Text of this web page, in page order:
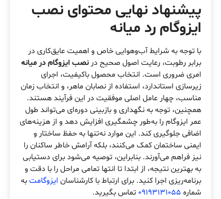
پیشنهاد نهایی محتوای نصب
ایزوگام رد میانه
با توجه به شرایط آب‌وهوایی خاص و اهمیت عایق‌کاری در
برابر رطوبت، رعایت اصول صحیح در نصب ایزوگام در میانه
امری ضروری است. انتخاب محصول باکیفیت، اجرای
زیرسازی استاندارد، استفاده از نصابان ماهر، و انتخاب زمان
مناسب، چهار عامل اصلی موفقیت در این فرآیند هستند.
همچنین، توجه به نگهداری و بازبینی دوره‌ای می‌تواند طول
عمر ایزوگام را به‌طور چشمگیری افزایش دهد و از هزینه‌های
اضافی جلوگیری کند. این موارد نه‌تنها به حفظ ساختار و
ایمنی ساختمان کمک می‌کنند، بلکه آرامش خاطر ساکنان را
نیز فراهم می‌آورند. بنابراین، توصیه می‌شود برای دستیابی
به بهترین نتیجه، از ابتدا تا انتها تمامی مراحل را با دقت و
برنامه‌ریزی اجرا کنید. برای ارتباط با کارشناسان ایزوگامتبه
شماره 09193131055 تماس بگیرید.